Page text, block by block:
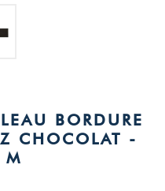
BORDURE
CHOCOLAT -
M